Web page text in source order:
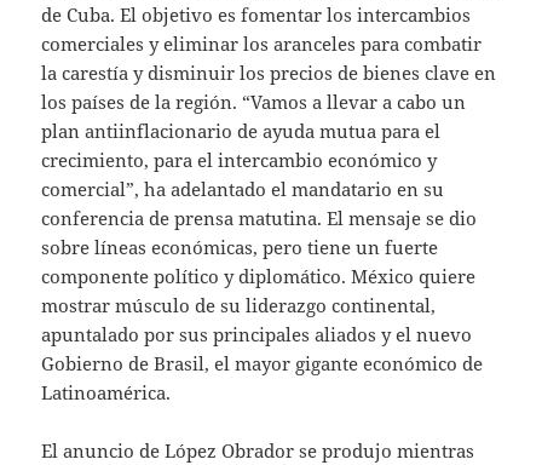
de Cuba. El objetivo es fomentar los intercambios
comerciales y eliminar los aranceles para combatir
la carestía y disminuir los precios de bienes clave en
los países de la región. “Vamos a llevar a cabo un
plan antiinflacionario de ayuda mutua para el
crecimiento, para el intercambio económico y
comercial”, ha adelantado el mandatario en su
conferencia de prensa matutina. El mensaje se dio
sobre líneas económicas, pero tiene un fuerte
componente político y diplomático. México quiere
mostrar músculo de su liderazgo continental,
apuntalado por sus principales aliados y el nuevo
Gobierno de Brasil, el mayor gigante económico de
Latinoamérica.
El anuncio de López Obrador se produjo mientras